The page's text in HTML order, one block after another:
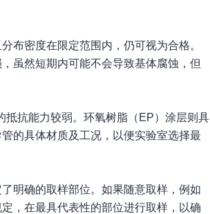
布密度在限定范围内，仍可视为合格。
虽然短期内可能不会导致基体腐蚀，但
抗能力较弱。环氧树脂（EP）涂层则具
的具体材质及工况，以便实验室选择最
明确的取样部位。如果随意取样，例如
，在最具代表性的部位进行取样，以确